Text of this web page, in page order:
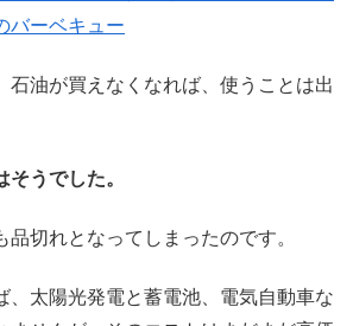
バーベキュー
石油が買えなくなれば、使うことは出
うでした。
品切れとなってしまったのです。
、太陽光発電と蓄電池、電気自動車な